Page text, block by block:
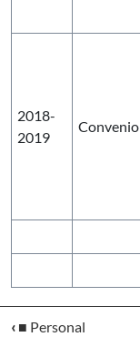
2018-
2019
Convenio
‹ ■ Personal